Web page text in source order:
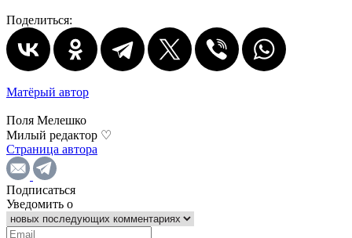
Поделиться:
Матёрый автор
Поля Мелешко
Милый редактор ♡
Страница автора
Подписаться
Уведомить о